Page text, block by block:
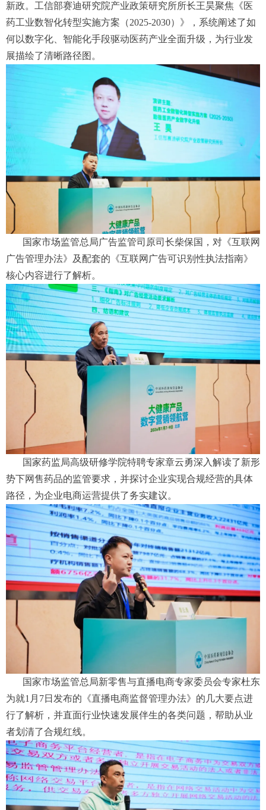
新政。工信部赛迪研究院产业政策研究所所长王昊聚焦《医
药工业数智化转型实施方案（2025-2030）》，系统阐述了如
何以数字化、智能化手段驱动医药产业全面升级，为行业发
展描绘了清晰路径图。
国家市场监管总局广告监管司原司长柴保国，对《互联网
广告管理办法》及配套的《互联网广告可识别性执法指南》
核心内容进行了解析。
国家药监局高级研修学院特聘专家章云勇深入解读了新形
势下网售药品的监管要求，并探讨企业实现合规经营的具体
路径，为企业电商运营提供了务实建议。
国家市场监管总局新零售与直播电商专家委员会专家杜东
为就1月7日发布的《直播电商监督管理办法》的几大要点进
行了解析，并直面行业快速发展伴生的各类问题，帮助从业
者划清了合规红线。